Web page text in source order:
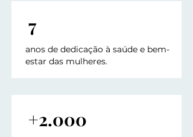
7
anos de dedicação à saúde e bem-
estar das mulheres.
+2.000